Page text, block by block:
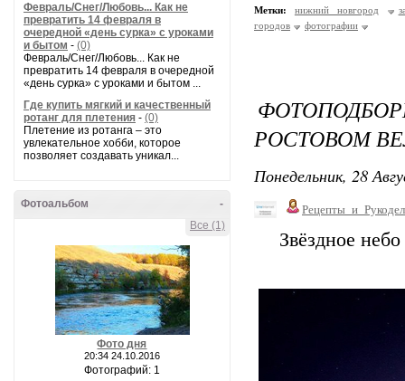
Февраль/Снег/Любовь... Как не
превратить 14 февраля в
очередной «день сурка» с уроками
и бытом - (0)
Февраль/Снег/Любовь... Как не
превратить 14 февраля в очередной
«день сурка» с уроками и бытом ...
Где купить мягкий и качественный
ротанг для плетения - (0)
Плетение из ротанга – это
увлекательное хобби, которое
позволяет создавать уникал...
-
Фотоальбом
Все (1)
Фото дня
20:34 24.10.2016
Фотографий: 1
Метки: нижний новгород
городов
фотографии
РОСТОВОМ
Понедельник, 28
Звёздное